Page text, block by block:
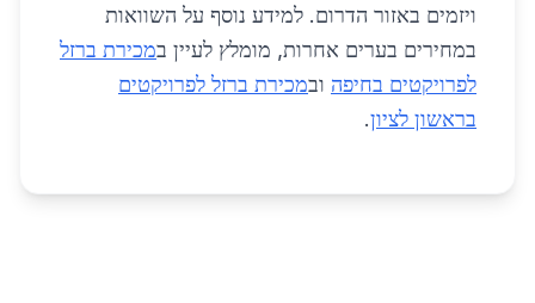
ויזמים באזור הדרום. למידע נוסף על השוואות
במחירים בערים אחרות, מומלץ לעיין במכירת ברזל
לפרויקטים בחיפה ובמכירת ברזל לפרויקטים
בראשון לציון.